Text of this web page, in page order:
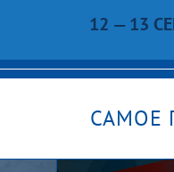
12 — 13
САМОЕ